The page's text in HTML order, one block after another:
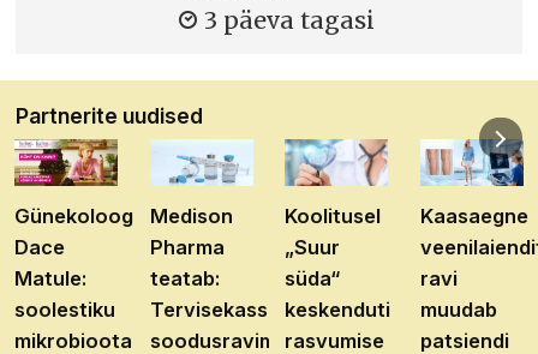
3 päeva tagasi
Partnerite uudised
Günekoloog
Dace
Matule:
soolestiku
mikrobioota
Medison
Pharma
teatab:
Tervisekassa
soodusravimite
Koolitusel
„Suur
süda“
keskenduti
rasvumise
Kaasaegne
ravi
muudab
patsiendi